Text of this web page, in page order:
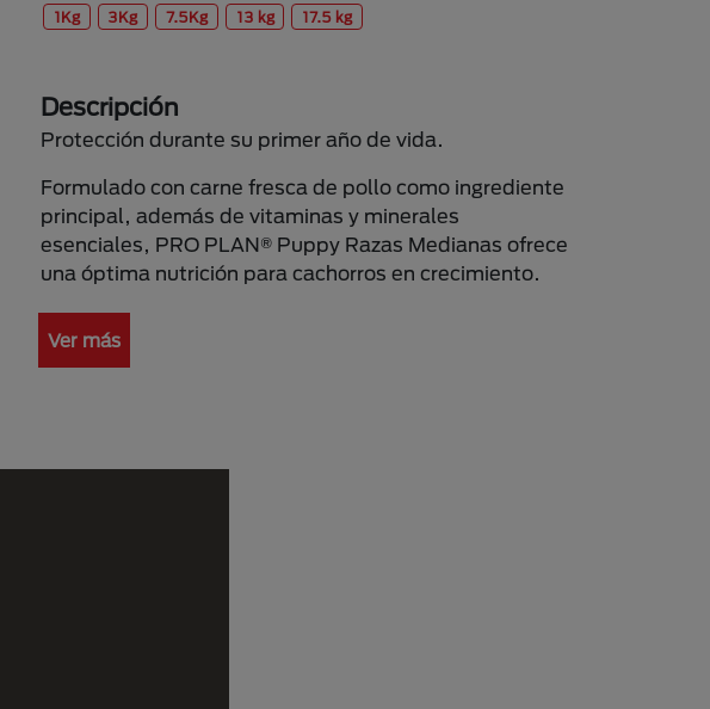
1Kg 3Kg 7.5Kg 13 kg 17.5 kg
Descripción
Protección durante su primer año de vida.
Formulado con carne fresca de pollo como ingrediente
principal, además de vitaminas y minerales
esenciales, PRO PLAN® Puppy Razas Medianas ofrece
una óptima nutrición para cachorros en crecimiento.
Ver más